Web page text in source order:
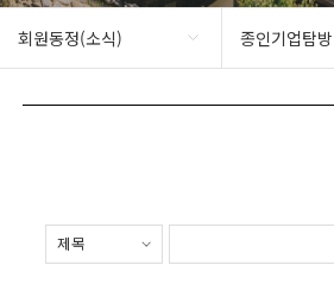
회원동정(소식) 종인기업탐방